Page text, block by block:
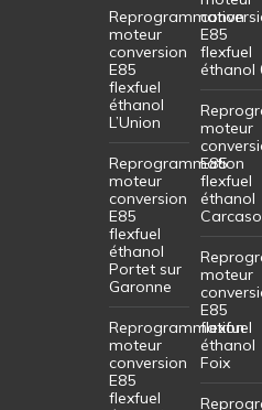
Reprogrammation
moteur
conversion
E85
flexfuel
éthanol
L’Union
Reprogrammation
moteur
conversion
E85
flexfuel
éthanol
Portet sur
Garonne
Reprogrammation
moteur
conversion
E85
flexfuel
E85
flexfuel
éthanol
moteur
E85
flexfuel
éthanol
moteur
E85
flexfuel
éthanol
Foix